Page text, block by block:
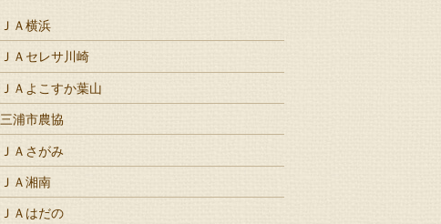
ＪＡ横浜
ＪＡセレサ川崎
ＪＡよこすか葉山
三浦市農協
ＪＡさがみ
ＪＡ湘南
ＪＡはだの